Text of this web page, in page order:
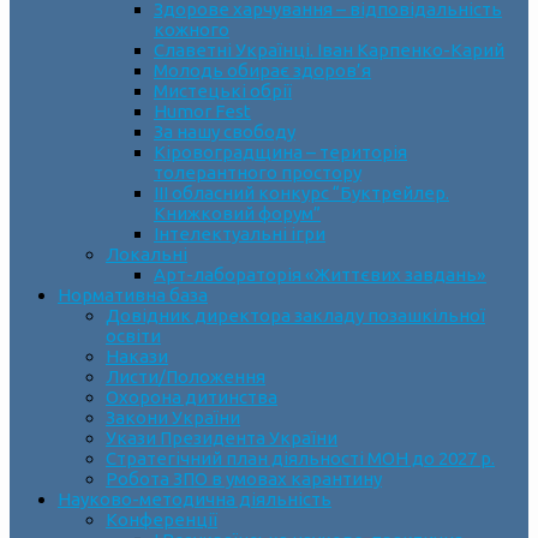
Здорове харчування – відповідальність
кожного
Славетні Українці. Іван Карпенко-Карий
Молодь обирає здоров’я
Мистецькі обрії
Humor Fest
За нашу свободу
Кіровоградщина – територія
толерантного простору
ІII обласний конкурс “Буктрейлер.
Книжковий форум”
Інтелектуальні ігри
Локальні
Арт-лабораторія «Життєвих завдань»
Нормативна база
Довідник директора закладу позашкільної
освіти
Накази
Листи/Положення
Охорона дитинства
Закони України
Укази Президента України
Стратегічний план діяльності МОН до 2027 р.
Робота ЗПО в умовах карантину
Науково-методична діяльність
Конференції